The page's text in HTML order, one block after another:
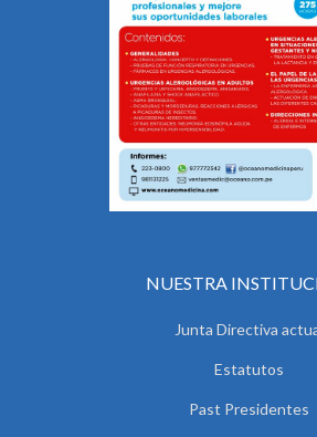
NUESTRA
Junta Directiva
Estatutos
Past Presidentes